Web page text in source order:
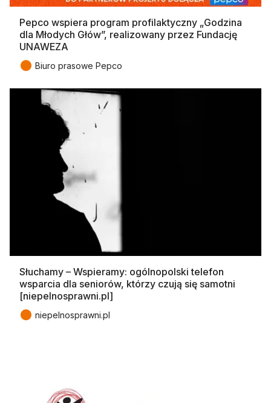
Pepco wspiera program profilaktyczny „Godzina
dla Młodych Głów”, realizowany przez Fundację
UNAWEZA
● Biuro prasowe Pepco
Słuchamy – Wspieramy: ogólnopolski telefon
wsparcia dla seniorów, którzy czują się samotni
[niepelnosprawni.pl]
● niepelnosprawni.pl